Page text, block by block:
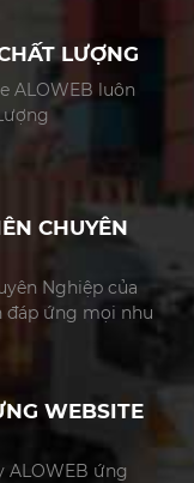
LƯỢNG
ALOWEB luôn
CHUYÊN
Nghiệp của
đáp ứng mọi nhu
WEBSITE
ALOWEB ứng